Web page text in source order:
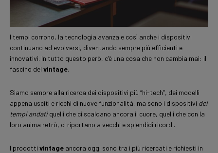
I tempi corrono, la tecnologia avanza e così anche i dispositivi
continuano ad evolversi, diventando sempre più efficienti e
innovativi. In tutto questo però, c’è una cosa che non cambia mai: il
fascino del vintage.
Siamo sempre alla ricerca dei dispositivi più “hi-tech”, dei modelli
appena usciti e ricchi di nuove funzionalità, ma sono i dispositivi dei
tempi andatiquelli che ci scaldano ancora il cuore, quelli che con la
loro anima retrò, ci riportano a vecchi e splendidi ricordi.
I prodotti vintage ancora oggi sono tra i più ricercati e richiesti in